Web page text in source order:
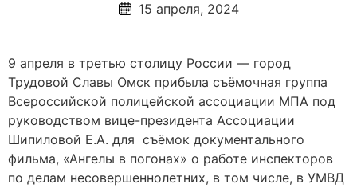
15 апреля, 2024
9 апреля в третью столицу России — город
Трудовой Славы Омск прибыла съёмочная группа
Всероссийской полицейской ассоциации МПА под
руководством вице-президента Ассоциации
Шипиловой Е.А. для съёмок документального
фильма, «Ангелы в погонах» о работе инспекторов
по делам несовершеннолетних, в том числе, в УМВД